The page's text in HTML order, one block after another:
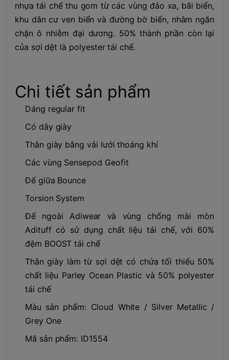
nhựa tái chế thu gom từ các vùng đảo xa, bãi biển,
khu dân cư ven biển và đường bờ biển, nhằm ngăn
chặn ô nhiễm đại dương. 50% thành phần còn lại
của sợi dệt là polyester tái chế.
Chi tiết sản phẩm
Dáng regular fit
Có dây giày
Thân giày bằng vải lưới thoáng khí
Các vùng Sensepod Geofit
Đế giữa Bounce
Torsion System
Đế ngoài Adiwear và vùng chống mài mòn
Adituff có sử dụng chất liệu tái chế, với 60%
đệm BOOST tái chế
Thân giày làm từ sợi dệt có chứa tối thiểu 50%
chất liệu Parley Ocean Plastic và 50% polyester
tái chế
Màu sản phẩm: Cloud White / Silver Metallic /
Grey One
Mã sản phẩm: ID1554